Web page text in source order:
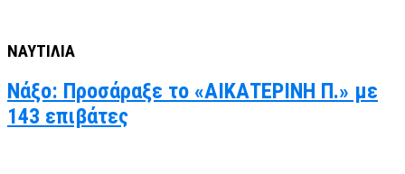
ΝΑΥΤΙΛΙΑ
Νάξο: Προσάραξε το «ΑΙΚΑΤΕΡΙΝΗ Π.» με
143 επιβάτες